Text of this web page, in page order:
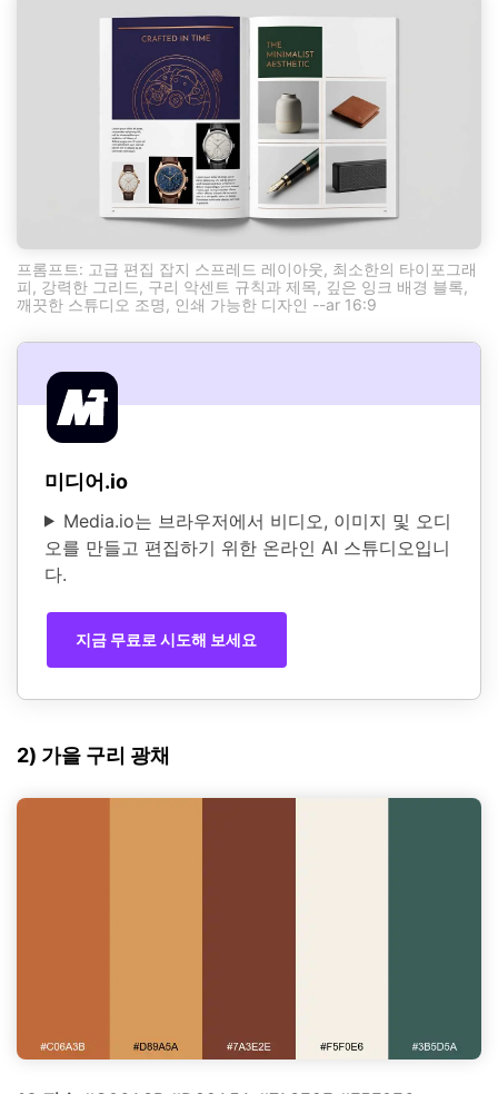
프롬프트: 고급 편집 잡지 스프레드 레이아웃, 최소한의 타이포그래
피, 강력한 그리드, 구리 악센트 규칙과 제목, 깊은 잉크 배경 블록,
깨끗한 스튜디오 조명, 인쇄 가능한 디자인 --ar 16:9
미디어.io
Media.io는 브라우저에서 비디오, 이미지 및 오디
오를 만들고 편집하기 위한 온라인 AI 스튜디오입니
다.
지금 무료로 시도해 보세요
2) 가을 구리 광채